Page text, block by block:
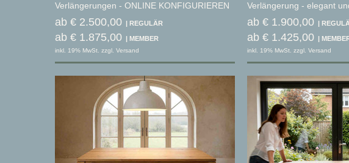
Verlängerungen - ONLINE KONFIGURIEREN
ab € 2.500,00
ab € 1.875,00
inkl. 19% MwSt. zzgl. Versand
Verlängerung - elegant
ab € 1.900,00
ab € 1.425,00
inkl. 19% MwSt. zzgl. Versand